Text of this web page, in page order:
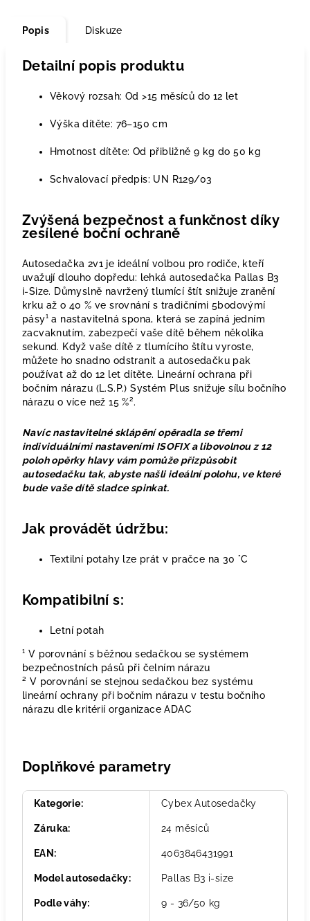
Popis Diskuze
Detailní popis produktu
Věkový rozsah: Od >15 měsíců do 12 let
Výška dítěte: 76–150 cm
Hmotnost dítěte: Od přibližně 9 kg do 50 kg
Schvalovací předpis: UN R129/03
Zvýšená bezpečnost a funkčnost díky
zesílené boční ochraně
Autosedačka 2v1 je ideální volbou pro rodiče, kteří
uvažují dlouho dopředu: lehká autosedačka Pallas B3
i-Size. Důmyslně navržený tlumící štít snižuje zranění
krku až o 40 % ve srovnání s tradičními 5bodovýmí
pásy¹ a nastavitelná spona, která se zapíná jedním
zacvaknutím, zabezpečí vaše dítě během několika
sekund. Když vaše dítě z tlumícího štítu vyroste,
můžete ho snadno odstranit a autosedačku pak
používat až do 12 let dítěte. Lineární ochrana při
bočním nárazu (L.S.P.) Systém Plus snižuje sílu bočního
nárazu o více než 15 %².
Navíc nastavitelné sklápění opěradla se třemi
individuálními nastaveními ISOFIX a libovolnou z 12
poloh opěrky hlavy vám pomůže přizpůsobit
autosedačku tak, abyste našli ideální polohu, ve které
bude vaše dítě sladce spinkat.
Jak provádět údržbu:
Textilní potahy lze prát v pračce na 30 °C
Kompatibilní s:
Letní potah
¹ V porovnání s běžnou sedačkou se systémem
bezpečnostních pásů při čelním nárazu
² V porovnání se stejnou sedačkou bez systému
lineární ochrany při bočním nárazu v testu bočního
nárazu dle kritérií organizace ADAC
Doplňkové parametry
Kategorie: Cybex Autosedačky
Záruka: 24 měsíců
EAN : 4063846431991
Model autosedačky: Pallas B3 i-size
Podle váhy: 9 - 36/50 kg